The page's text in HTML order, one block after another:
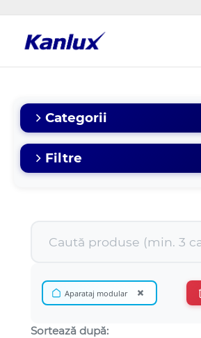
główna
Categorii
Filtre
Aparataj modular ×
Sortează după: